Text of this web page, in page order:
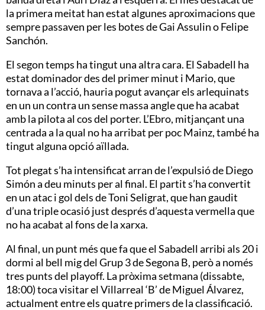
la primera meitat han estat algunes aproximacions que
sempre passaven per les botes de Gai Assulin o Felipe
Sanchón.
El segon temps ha tingut una altra cara. El Sabadell ha
estat dominador des del primer minut i Mario, que
tornava a l’acció, hauria pogut avançar els arlequinats
en un un contra un sense massa angle que ha acabat
amb la pilota al cos del porter. L’Ebro, mitjançant una
centrada a la qual no ha arribat per poc Mainz, també ha
tingut alguna opció aïllada.
Tot plegat s’ha intensificat arran de l’expulsió de Diego
Simón a deu minuts per al final. El partit s’ha convertit
en un atac i gol dels de Toni Seligrat, que han gaudit
d’una triple ocasió just després d’aquesta vermella que
no ha acabat al fons de la xarxa.
Al final, un punt més que fa que el Sabadell arribi als 20 i
dormi al bell mig del Grup 3 de Segona B, però a només
tres punts del playoff. La pròxima setmana (dissabte,
18:00) toca visitar el Villarreal ‘B’ de Miguel Álvarez,
actualment entre els quatre primers de la classificació.